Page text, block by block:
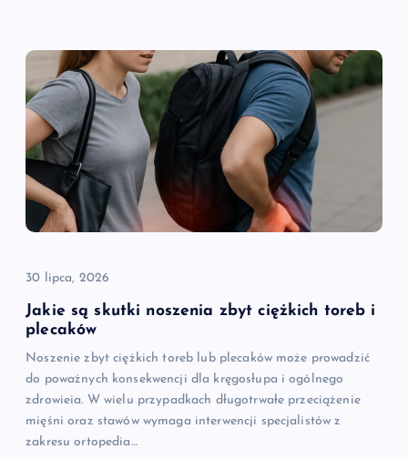
30 lipca, 2026
Jakie są skutki noszenia zbyt ciężkich toreb i
plecaków
Noszenie zbyt ciężkich toreb lub plecaków może prowadzić
do poważnych konsekwencji dla kręgosłupa i ogólnego
zdrowieia. W wielu przypadkach długotrwałe przeciążenie
mięśni oraz stawów wymaga interwencji specjalistów z
zakresu ortopedia…